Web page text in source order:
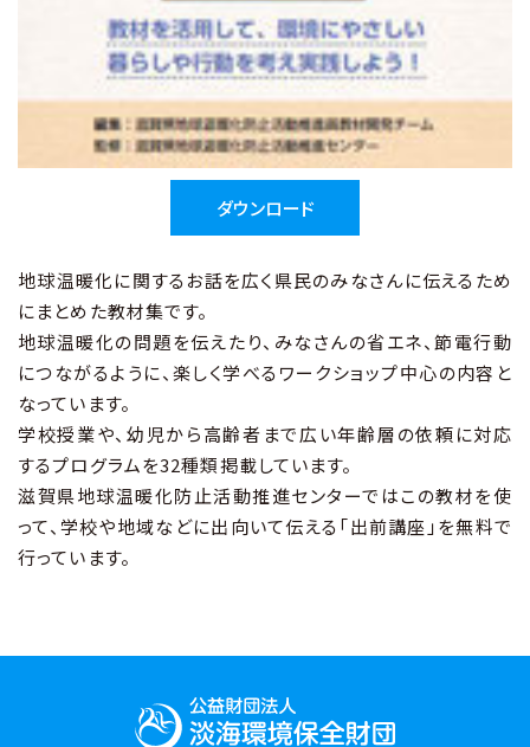
ダウンロード
地球温暖化に関するお話を広く県民のみなさんに伝えるため
にまとめた教材集です。
地球温暖化の問題を伝えたり、みなさんの省エネ、節電行動
につながるように、楽しく学べるワークショップ中心の内容と
なっています。
学校授業や、幼児から高齢者まで広い年齢層の依頼に対応
するプログラムを32種類掲載しています。
滋賀県地球温暖化防止活動推進センターではこの教材を使
って、学校や地域などに出向いて伝える「出前講座」を無料で
行っています。